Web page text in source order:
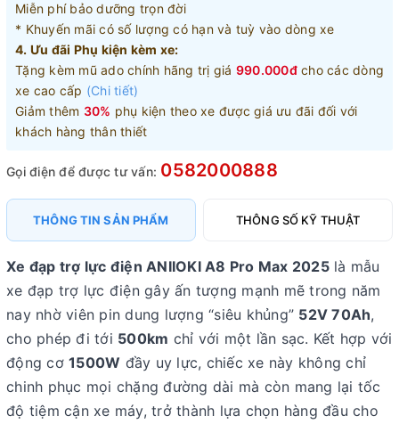
Miễn phí bảo dưỡng trọn đời
* Khuyến mãi có số lượng có hạn và tuỳ vào dòng xe
4. Ưu đãi Phụ kiện kèm xe:
Tặng kèm mũ ado chính hãng trị giá 990.000đcho các dòng
xe cao cấp (Chi tiết)
Giảm thêm 30% phụ kiện theo xe được giá ưu đãi đối với
khách hàng thân thiết
Gọi điện để được tư vấn: 0582000888
THÔNG TIN SẢN PHẨM THÔNG SỐ KỸ THUẬT
Xe đạp trợ lực điện ANIIOKI A8 Pro Max 2025là mẫu
xe đạp trợ lực điện gây ấn tượng mạnh mẽ trong năm
nay nhờ viên pin dung lượng “siêu khủng” 52V 70Ah,
cho phép đi tới 500km chỉ với một lần sạc. Kết hợp với
động cơ 1500W đầy uy lực, chiếc xe này không chỉ
chinh phục mọi chặng đường dài mà còn mang lại tốc
độ tiệm cận xe máy, trở thành lựa chọn hàng đầu cho